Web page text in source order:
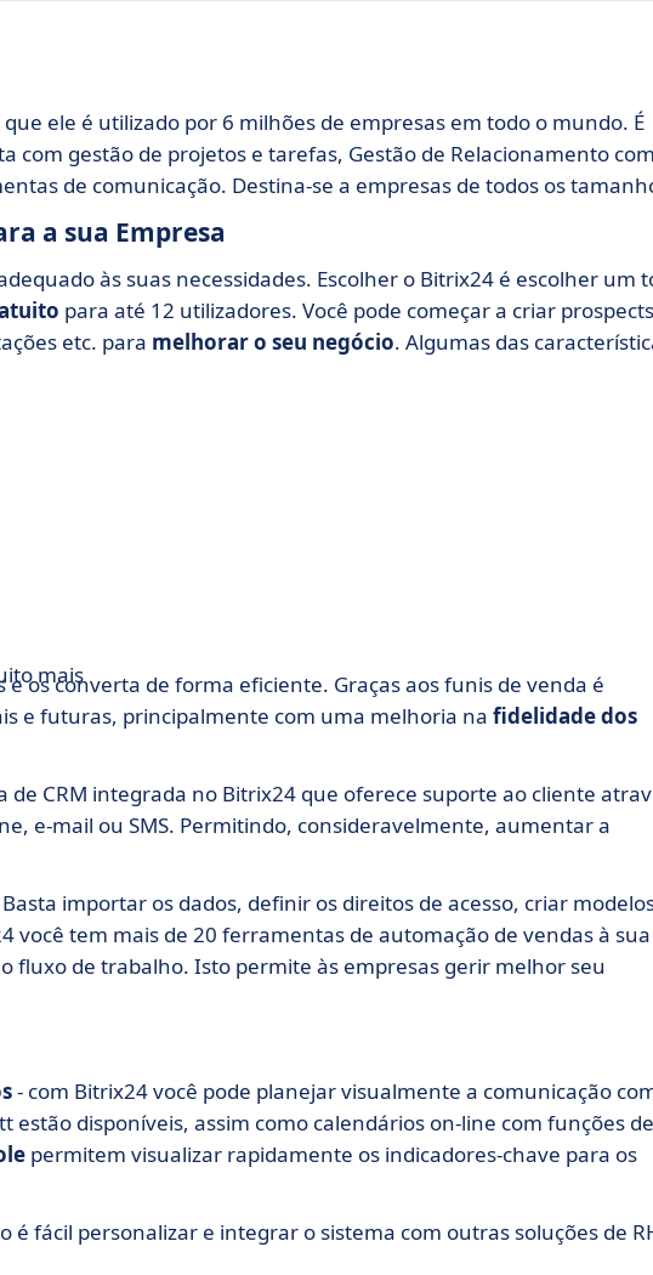
ele é utilizado por 6 milhões de empresas em todo o mundo. É
com gestão de projetos e tarefas, Gestão de Relacionamento com
de comunicação. Destina-se a empresas de todos os
a sua Empresa
às suas necessidades. Escolher o Bitrix24 é escolher um
para até 12 utilizadores. Você pode começar a criar
etc. para melhorar o seu negócio. Algumas das
mais
os converta de forma eficiente. Graças aos funis de venda é
e futuras, principalmente com uma melhoria na fidelidade dos
CRM integrada no Bitrix24 que oferece suporte ao cliente
e-mail ou SMS. Permitindo, consideravelmente, aumentar a
importar os dados, definir os direitos de acesso, criar
você tem mais de 20 ferramentas de automação de vendas à sua
fluxo de trabalho. Isto permite às empresas gerir melhor seu
- com Bitrix24 você pode planejar visualmente a comunicação
estão disponíveis, assim como calendários on-line com funções de
permitem visualizar rapidamente os indicadores-chave para os
é fácil personalizar e integrar o sistema com outras soluções de